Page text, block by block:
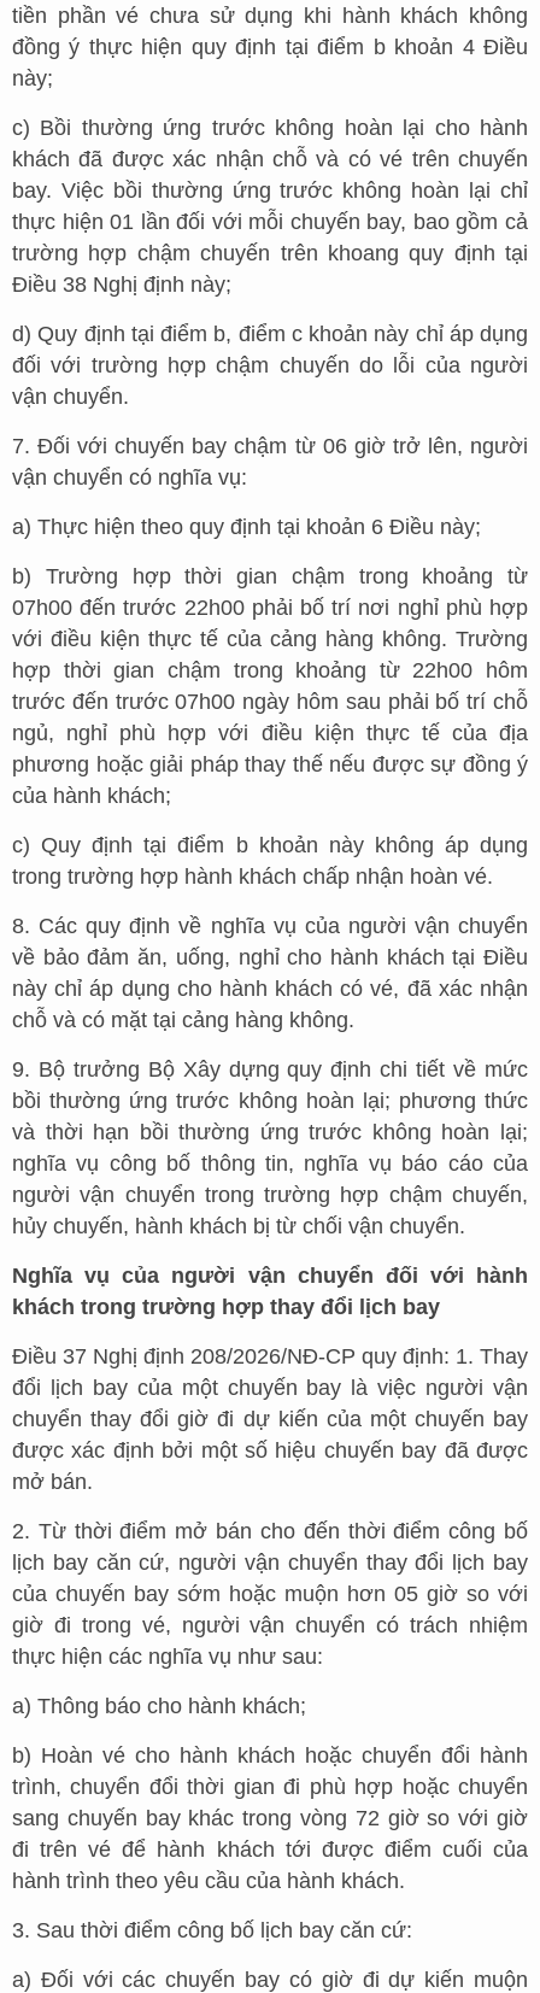
tiền phần vé chưa sử dụng khi hành khách không
đồng ý thực hiện quy định tại điểm b khoản 4 Điều
này;
c) Bồi thường ứng trước không hoàn lại cho hành
khách đã được xác nhận chỗ và có vé trên chuyến
bay. Việc bồi thường ứng trước không hoàn lại chỉ
thực hiện 01 lần đối với mỗi chuyến bay, bao gồm cả
trường hợp chậm chuyến trên khoang quy định tại
Điều 38 Nghị định này;
d) Quy định tại điểm b, điểm c khoản này chỉ áp dụng
đối với trường hợp chậm chuyến do lỗi của người
vận chuyển.
7. Đối với chuyến bay chậm từ 06 giờ trở lên, người
vận chuyển có nghĩa vụ:
a) Thực hiện theo quy định tại khoản 6 Điều này;
b) Trường hợp thời gian chậm trong khoảng từ
07h00 đến trước 22h00 phải bố trí nơi nghỉ phù hợp
với điều kiện thực tế của cảng hàng không. Trường
hợp thời gian chậm trong khoảng từ 22h00 hôm
trước đến trước 07h00 ngày hôm sau phải bố trí chỗ
ngủ, nghỉ phù hợp với điều kiện thực tế của địa
phương hoặc giải pháp thay thế nếu được sự đồng ý
của hành khách;
c) Quy định tại điểm b khoản này không áp dụng
trong trường hợp hành khách chấp nhận hoàn vé.
8. Các quy định về nghĩa vụ của người vận chuyển
về bảo đảm ăn, uống, nghỉ cho hành khách tại Điều
này chỉ áp dụng cho hành khách có vé, đã xác nhận
chỗ và có mặt tại cảng hàng không.
9. Bộ trưởng Bộ Xây dựng quy định chi tiết về mức
bồi thường ứng trước không hoàn lại; phương thức
và thời hạn bồi thường ứng trước không hoàn lại;
nghĩa vụ công bố thông tin, nghĩa vụ báo cáo của
người vận chuyển trong trường hợp chậm chuyến,
hủy chuyến, hành khách bị từ chối vận chuyển.
Nghĩa vụ của người vận chuyển đối với hành
khách trong trường hợp thay đổi lịch bay
Điều 37 Nghị định 208/2026/NĐ-CP quy định: 1. Thay
đổi lịch bay của một chuyến bay là việc người vận
chuyển thay đổi giờ đi dự kiến của một chuyến bay
được xác định bởi một số hiệu chuyến bay đã được
mở bán.
2. Từ thời điểm mở bán cho đến thời điểm công bố
lịch bay căn cứ, người vận chuyển thay đổi lịch bay
của chuyến bay sớm hoặc muộn hơn 05 giờ so với
giờ đi trong vé, người vận chuyển có trách nhiệm
thực hiện các nghĩa vụ như sau:
a) Thông báo cho hành khách;
b) Hoàn vé cho hành khách hoặc chuyển đổi hành
trình, chuyển đổi thời gian đi phù hợp hoặc chuyển
sang chuyến bay khác trong vòng 72 giờ so với giờ
đi trên vé để hành khách tới được điểm cuối của
hành trình theo yêu cầu của hành khách.
3. Sau thời điểm công bố lịch bay căn cứ:
a) Đối với các chuyến bay có giờ đi dự kiến muộn